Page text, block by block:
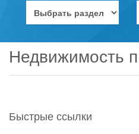
Недвижимость
Быстрые ссылки